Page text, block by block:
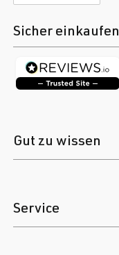
Sicher einkaufen
Gut zu wissen
Service